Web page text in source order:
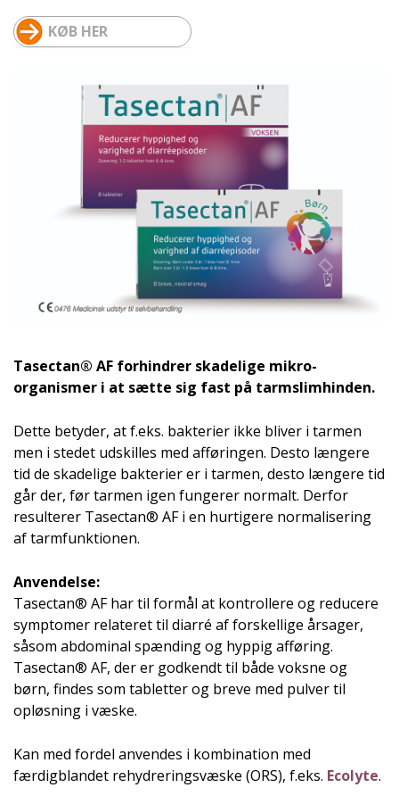
KØB HER
Tasectan® AF forhindrer skadelige mikro-
organismer i at sætte sig fast på tarmslimhinden.
Dette betyder, at f.eks. bakterier ikke bliver i tarmen
men i stedet udskilles med afføringen. Desto længere
tid de skadelige bakterier er i tarmen, desto længere tid
går der, før tarmen igen fungerer normalt. Derfor
resulterer Tasectan® AF i en hurtigere normalisering
af tarmfunktionen.
Anvendelse:
Tasectan® AF har til formål at kontrollere og reducere
symptomer relateret til diarré af forskellige årsager,
såsom abdominal spænding og hyppig afføring.
Tasectan® AF, der er godkendt til både voksne og
børn, findes som tabletter og breve med pulver til
opløsning i væske.
Kan med fordel anvendes i kombination med
færdigblandet rehydreringsvæske (ORS), f.eks. Ecolyte.